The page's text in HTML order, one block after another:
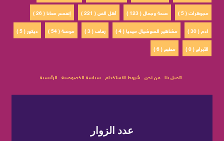
إتفسح معانا ( 26 )
أهل الفن ( 221 ) صحة وجمال ( 123 )
مجوهرات ( 5 )
ديكور ( 5 )
موضة ( 54 ) زفاف ( 3 ) مشاهير السوشيال ميديا ( 4 )
ادم ( 30 )
مطبخ ( 6 )
الأبراج ( 0 )
الرئيسية سياسة الخصوصية شروط الاستخدام من نحن اتصل بنا
عدد الزوار